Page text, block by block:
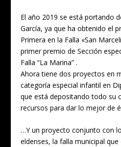
El año 2019 se está portando
García, ya que ha obtenido el
Primera en la Falla «San
primer premio de Sección
Falla “La Marina” .
Ahora tiene dos proyectos en
categoría especial infantil en
que está depositando todo su
recursos para dar lo mejor de
…Y un proyecto conjunto con
eldenses, la falla municipal